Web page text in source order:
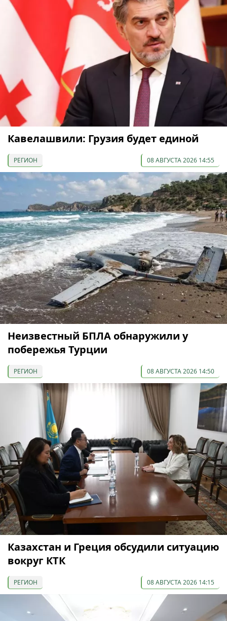
Кавелашвили: Грузия будет единой
РЕГИОН 08 АВГУСТА 2026 14:55
Неизвестный БПЛА обнаружили у
побережья Турции
РЕГИОН 08 АВГУСТА 2026 14:50
Казахстан и Греция обсудили ситуацию
вокруг КТК
РЕГИОН 08 АВГУСТА 2026 14:15